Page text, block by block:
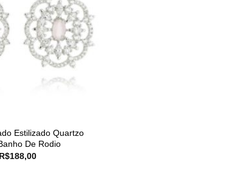
Estilizado Quartzo
De Rodio
R$188,00